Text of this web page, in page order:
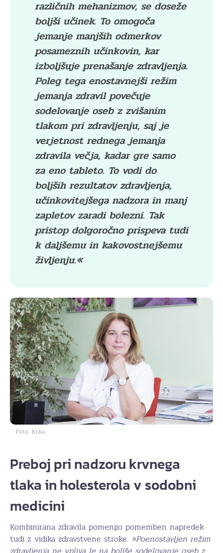
različnih mehanizmov, se doseže
boljši učinek. To omogoča
jemanje manjših odmerkov
posameznih učinkovin, kar
izboljšuje prenašanje zdravljenja.
Poleg tega enostavnejši režim
jemanja zdravil povečuje
sodelovanje oseb z zvišanim
tlakom pri zdravljenju, saj je
verjetnost rednega jemanja
zdravila večja, kadar gre samo
za eno tableto. To vodi do
boljših rezultatov zdravljenja,
učinkovitejšega nadzora in manj
zapletov zaradi bolezni. Tak
pristop dolgoročno prispeva tudi
k daljšemu in kakovostnejšemu
življenju.«
Foto: Krka
Preboj pri nadzoru krvnega
tlaka in holesterola v sodobni
medicini
Kombinirana zdravila pomenijo pomemben napredek
tudi z vidika zdravstvene stroke. »Poenostavljen režim